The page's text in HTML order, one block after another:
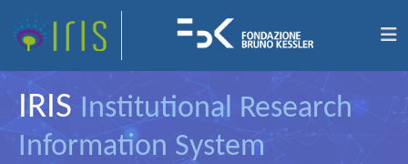
IRIS Institutional Research
Information System